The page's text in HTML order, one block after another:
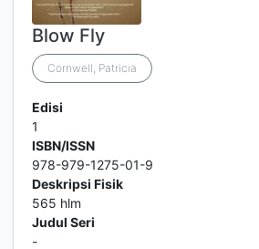
Blow Fly
Cornwell, Patricia
Edisi
1
ISBN/ISSN
978-979-1275-01-9
Deskripsi Fisik
565 hlm
Judul Seri
-